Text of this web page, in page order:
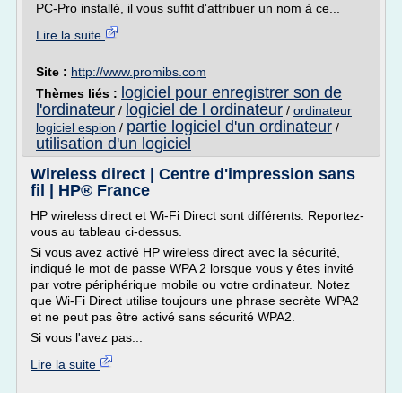
PC-Pro installé, il vous suffit d'attribuer un nom à ce...
Lire la suite
Site : http://www.promibs.com
Thèmes liés : logiciel pour enregistrer son de
l'ordinateur / logiciel de l ordinateur / ordinateur
logiciel espion / partie logiciel d'un ordinateur /
utilisation d'un logiciel
Wireless direct | Centre d'impression sans
fil | HP® France
HP wireless direct et Wi-Fi Direct sont différents. Reportez-
vous au tableau ci-dessus.
Si vous avez activé HP wireless direct avec la sécurité,
indiqué le mot de passe WPA 2 lorsque vous y êtes invité
par votre périphérique mobile ou votre ordinateur. Notez
que Wi-Fi Direct utilise toujours une phrase secrète WPA2
et ne peut pas être activé sans sécurité WPA2.
Si vous l'avez pas...
Lire la suite